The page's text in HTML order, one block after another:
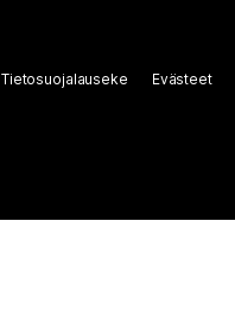
Tietosuojalauseke Evästeet